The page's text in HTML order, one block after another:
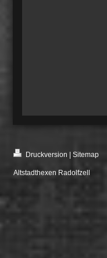
Druckversion Sitemap
Altstadthexen Radolfzell